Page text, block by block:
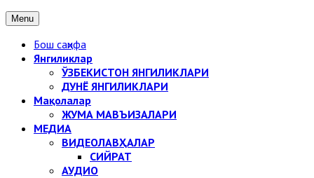
Menu
Бош саҳифа
Янгиликлар
ЎЗБЕКИСТОН ЯНГИЛИКЛАРИ
ДУНЁ ЯНГИЛИКЛАРИ
Мақолалар
ЖУМА МАВЪИЗАЛАРИ
МЕДИА
ВИДЕОЛАВҲАЛАР
СИЙРАТ
АУДИО